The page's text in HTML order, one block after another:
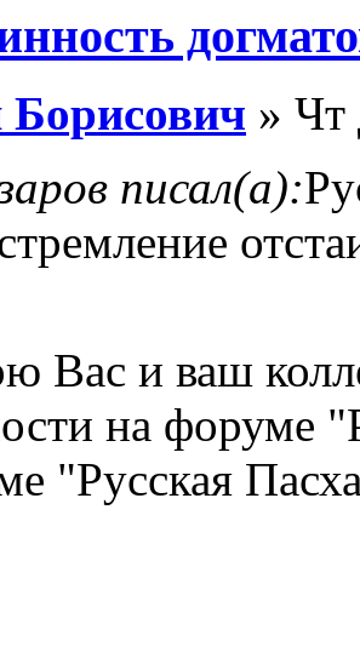
Борисович » Чт
писал(а):
Вас и ваш
на форуме
"Русская